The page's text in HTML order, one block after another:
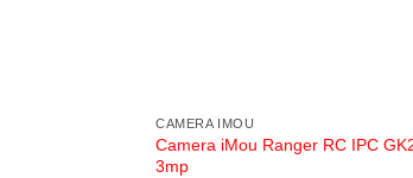
CAMERA IMOU
Camera iMou Ranger RC IPC
3mp